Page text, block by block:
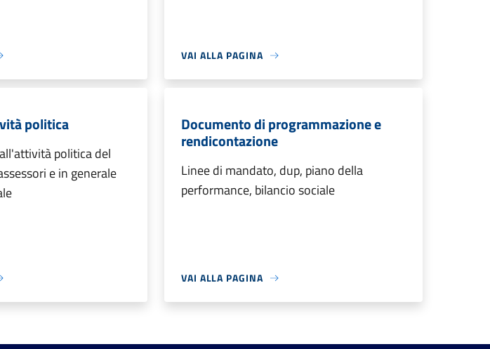
VAI ALLA PAGINA
politica
politica del
e in generale
Documento di programmazione e
rendicontazione
Linee di mandato, dup, piano della
performance, bilancio sociale
VAI ALLA PAGINA